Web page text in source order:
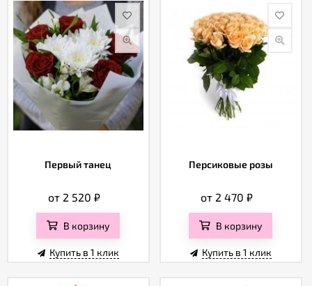
Первый танец
от 2 520 ₽
В корзину
Купить в 1 клик
Персиковые розы
от 2 470 ₽
В корзину
Купить в 1 клик